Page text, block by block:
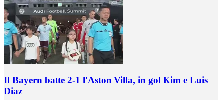
Il Bayern batte 2-1 l'Aston Villa, in gol Kim e Luis
Diaz